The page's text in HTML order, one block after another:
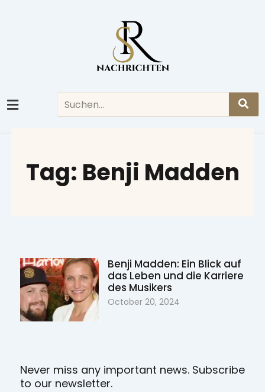
Tag: Benji Madden
Benji Madden: Ein Blick auf
das Leben und die Karriere
des Musikers
October 20, 2024
Never miss any important news. Subscribe
to our newsletter.